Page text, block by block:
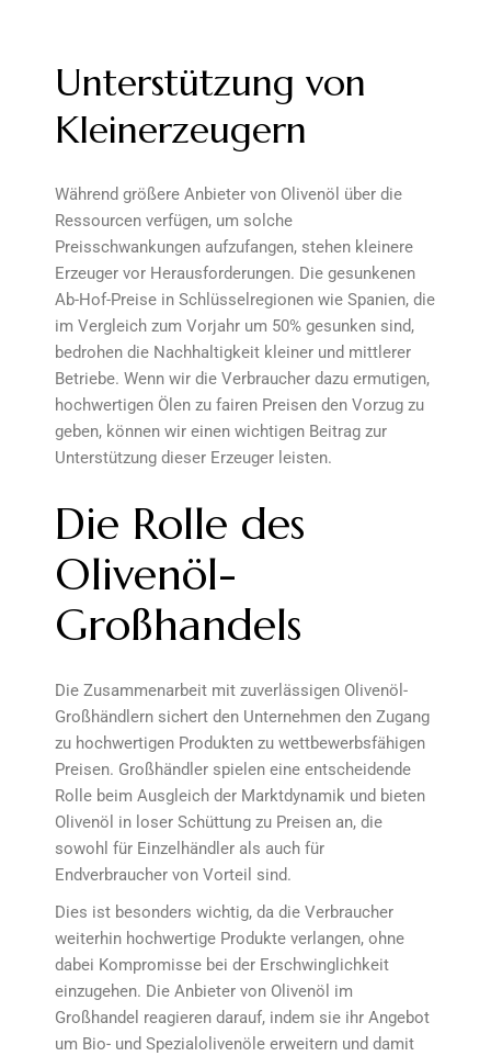
Unterstützung von
Kleinerzeugern
Während größere Anbieter von Olivenöl über die
Ressourcen verfügen, um solche
Preisschwankungen aufzufangen, stehen kleinere
Erzeuger vor Herausforderungen. Die gesunkenen
Ab-Hof-Preise in Schlüsselregionen wie Spanien, die
im Vergleich zum Vorjahr um 50% gesunken sind,
bedrohen die Nachhaltigkeit kleiner und mittlerer
Betriebe. Wenn wir die Verbraucher dazu ermutigen,
hochwertigen Ölen zu fairen Preisen den Vorzug zu
geben, können wir einen wichtigen Beitrag zur
Unterstützung dieser Erzeuger leisten.
Die Rolle des
Olivenöl-
Großhandels
Die Zusammenarbeit mit zuverlässigen Olivenöl-
Großhändlern sichert den Unternehmen den Zugang
zu hochwertigen Produkten zu wettbewerbsfähigen
Preisen. Großhändler spielen eine entscheidende
Rolle beim Ausgleich der Marktdynamik und bieten
Olivenöl in loser Schüttung zu Preisen an, die
sowohl für Einzelhändler als auch für
Endverbraucher von Vorteil sind.
Dies ist besonders wichtig, da die Verbraucher
weiterhin hochwertige Produkte verlangen, ohne
dabei Kompromisse bei der Erschwinglichkeit
einzugehen. Die Anbieter von Olivenöl im
Großhandel reagieren darauf, indem sie ihr Angebot
um Bio- und Spezialolivenöle erweitern und damit